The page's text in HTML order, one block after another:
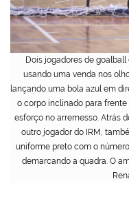
Dois jogadores de
usando uma venda nos
lançando uma bola azul em
o corpo inclinado para
esforço no arremesso. Atrás
outro jogador do IRM,
uniforme preto com o
demarcando a quadra. O